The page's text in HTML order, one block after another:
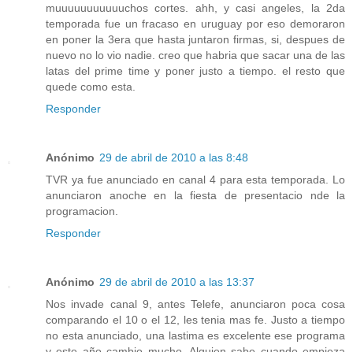
muuuuuuuuuuuchos cortes. ahh, y casi angeles, la 2da
temporada fue un fracaso en uruguay por eso demoraron
en poner la 3era que hasta juntaron firmas, si, despues de
nuevo no lo vio nadie. creo que habria que sacar una de las
latas del prime time y poner justo a tiempo. el resto que
quede como esta.
Responder
Anónimo 29 de abril de 2010 a las 8:48
TVR ya fue anunciado en canal 4 para esta temporada. Lo
anunciaron anoche en la fiesta de presentacio nde la
programacion.
Responder
Anónimo 29 de abril de 2010 a las 13:37
Nos invade canal 9, antes Telefe, anunciaron poca cosa
comparando el 10 o el 12, les tenia mas fe. Justo a tiempo
no esta anunciado, una lastima es excelente ese programa